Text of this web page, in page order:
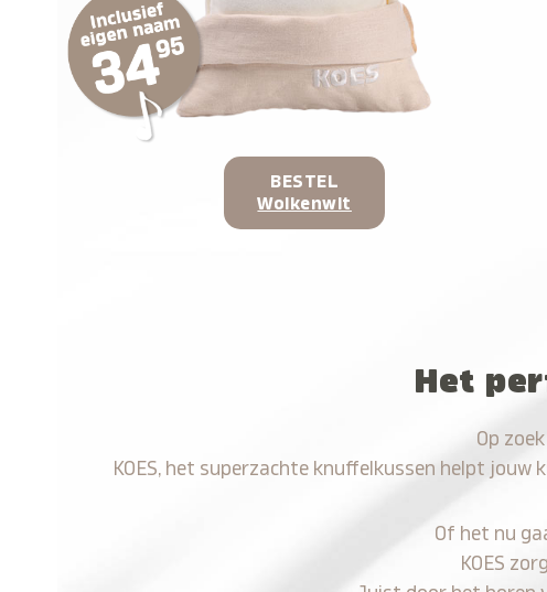
BESTEL
Wolkenwit
Het
Op
KOES, het superzachte knuffelkussen helpt
Of het nu
KOES